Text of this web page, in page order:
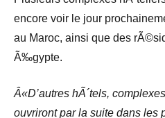
encore voir le jour
au Maroc, ainsi que des
Ã‰gypte.
Â«D’autres hÃ´tels,
ouvriront par la suite dans les